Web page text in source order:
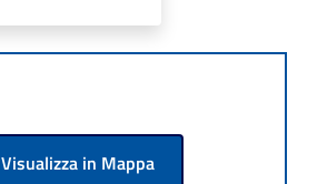
Visualizza in Mappa